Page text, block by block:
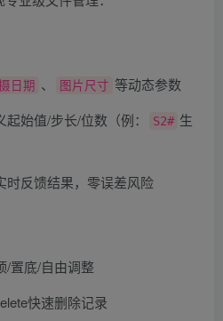
日期 、 图片尺寸 等动态参数
起始值/步长/位数（例： S2# 生
时反馈结果，零误差风险
/置底/自由调整
快速删除记录